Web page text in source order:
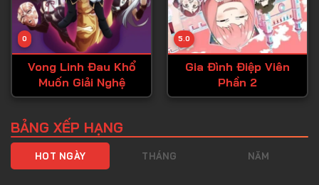
Tập 46
Tập 47
Tập 49
0
Vong Linh Đau Khổ
Muốn Giải Nghệ
5.0
Gia Đình Điệp Viên
Phần 2
BẢNG XẾP HẠNG
HOT NGÀY THÁNG NĂM